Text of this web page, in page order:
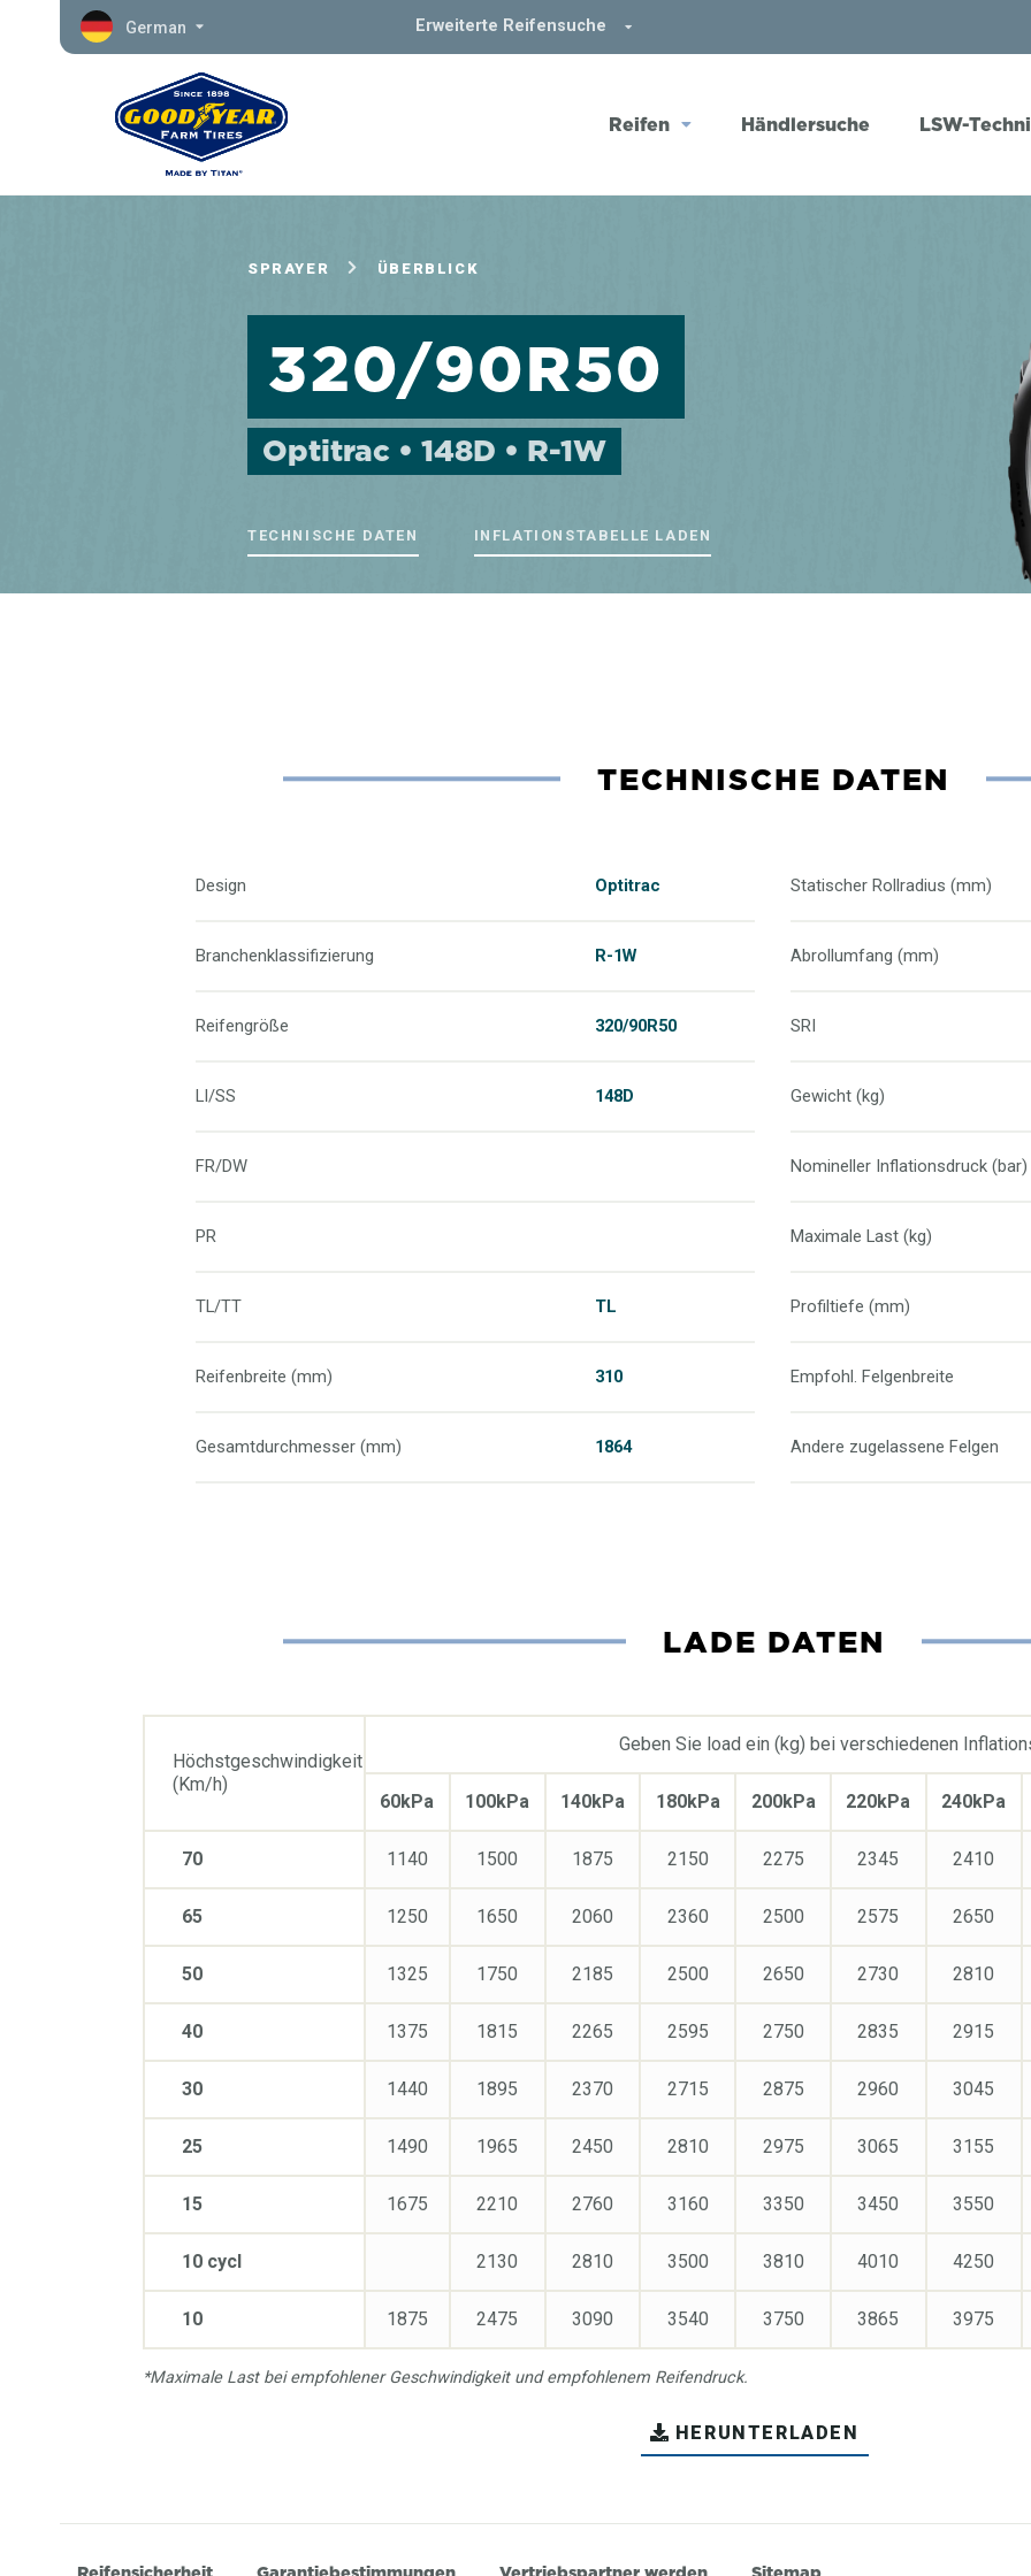
German Erweiterte Reifensuche
Reifen Händlersuche LSW-
SPRAYER ÜBERBLICK
320/90R50
Optitrac • 148D • R-1W
TECHNISCHE DATEN INFLATIONSTABELLE LADEN
TECHNISCHE DATEN
Design Optitrac
Branchenklassifizierung R-1W
Reifengröße 320/90R50
LI/SS 148D
FR/DW
PR
TL/TT TL
Reifenbreite (mm) 310
Gesamtdurchmesser (mm) 1864
Statischer Rollradius (mm)
Abrollumfang (mm)
SRI
Gewicht (kg)
Nomineller Inflationsdruck (bar)
Maximale Last (kg)
Profiltiefe (mm)
Empfohl. Felgenbreite
Andere zugelassene Felgen
LADE DATEN
Höchstgeschwindigkeit
(Km/h)
70
65
50
40
30
25
15
10 cycl
10
Geben Sie load ein (kg) bei verschiedenen
60kPa
1140
1250
1325
1375
1440
1490
1675
1875
100kPa
1500
1650
1750
1815
1895
1965
2210
2130
2475
140kPa
1875
2060
2185
2265
2370
2450
2760
2810
3090
180kPa
2150
2360
2500
2595
2715
2810
3160
3500
3540
200kPa
2275
2500
2650
2750
2875
2975
3350
3810
3750
220kPa
2345
2575
2730
2835
2960
3065
3450
4010
3865
240kPa
2410
2650
2810
2915
3045
3155
3550
4250
3975
*Maximale Last bei empfohlener Geschwindigkeit und empfohlenem Reifendruck.
HERUNTERLADEN